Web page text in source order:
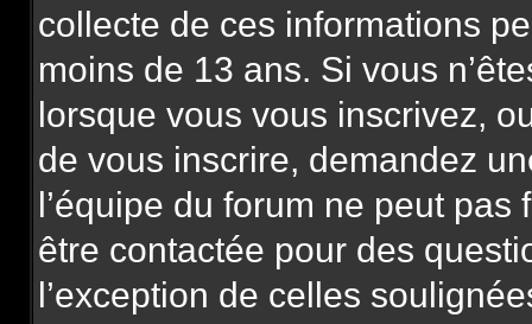
collecte de ces informations
moins de 13 ans. Si vous
lorsque vous vous inscrivez,
de vous inscrire, demandez
l’équipe du forum ne peut
être contactée pour des
l’exception de celles